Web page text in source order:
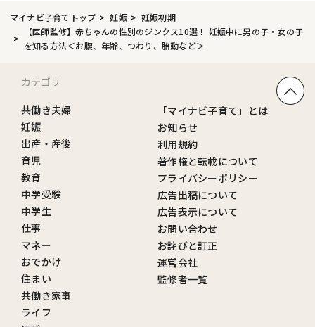
マイナビ子育てトップ 妊娠
妊娠初期
【医師監修】赤ちゃんの性別のジンクス10選！ 妊娠中に男の子・女の子
を知る方法＜お腹、年齢、つわり、胎動など＞
カテゴリ
共働き夫婦
妊娠
出産・産後
育児
教育
中学受験
中学生
仕事
マネー
おでかけ
住まい
共働き家事
ライフ
「マイナビ子育て」とは
お知らせ
利用規約
著作権と転載について
プライバシーポリシー
広告出稿について
広告表示について
お問い合わせ
お詫びと訂正
運営会社
監修者一覧